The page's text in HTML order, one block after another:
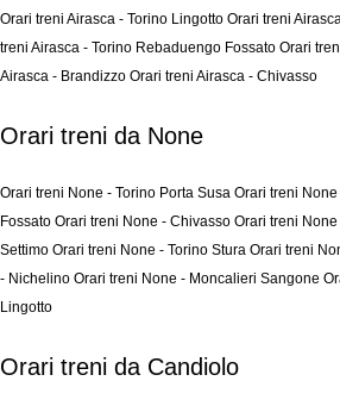
Orari treni Airasca - Torino Lingotto Orari treni
treni Airasca - Torino Rebaduengo Fossato Orari
Airasca - Brandizzo Orari treni Airasca - Chivasso
Orari treni da None
Orari treni None - Torino Porta Susa Orari treni
Fossato Orari treni None - Chivasso Orari treni
Settimo Orari treni None - Torino Stura Orari treni
- Nichelino Orari treni None - Moncalieri Sangone
Lingotto
Orari treni da Candiolo